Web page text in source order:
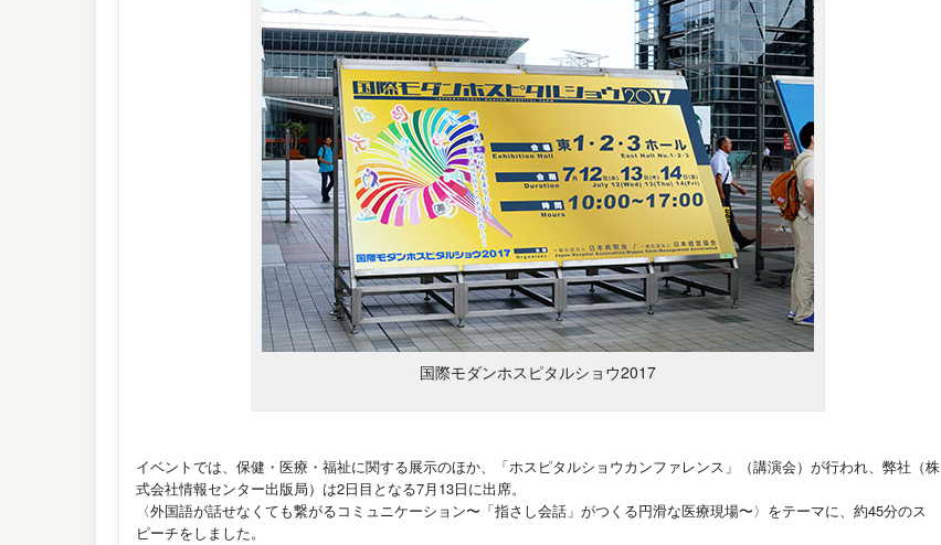
国際モダンホスピタルショウ2017
イベントでは、保健・医療・福祉に関する展示のほか、「ホスピタルショウカンファレンス」（講演会）が行われ、弊社（株
式会社情報センター出版局）は2日目となる7月13日に出席。
〈外国語が話せなくても繋がるコミュニケーション〜「指さし会話」がつくる円滑な医療現場〜〉をテーマに、約45分のス
ピーチをしました。